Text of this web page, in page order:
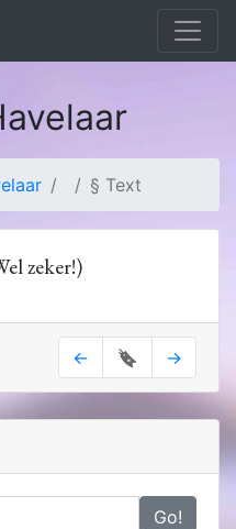
§ Text
zeker!)
← 🔖 →
Go!